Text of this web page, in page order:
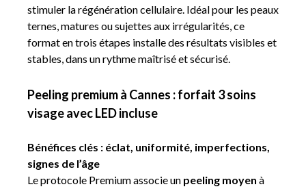
stimuler la régénération cellulaire. Idéal pour les peaux
ternes, matures ou sujettes aux irrégularités, ce
format en trois étapes installe des résultats visibles et
stables, dans un rythme maîtrisé et sécurisé.
Peeling premium à Cannes : forfait 3 soins
visage avec LED incluse
Bénéfices clés : éclat, uniformité, imperfections,
signes de l’âge
Le protocole Premium associe un peeling moyen à